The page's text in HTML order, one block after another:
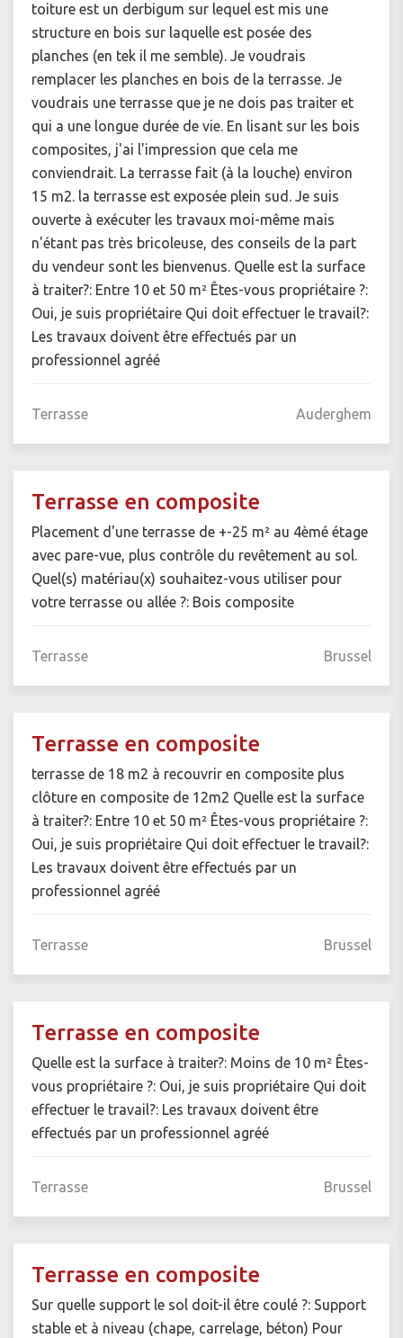
toiture est un derbigum sur lequel est mis une
structure en bois sur laquelle est posée des
planches (en tek il me semble). Je voudrais
remplacer les planches en bois de la terrasse. Je
voudrais une terrasse que je ne dois pas traiter et
qui a une longue durée de vie. En lisant sur les bois
composites, j'ai l'impression que cela me
conviendrait. La terrasse fait (à la louche) environ
15 m2. la terrasse est exposée plein sud. Je suis
ouverte à exécuter les travaux moi-même mais
n'étant pas très bricoleuse, des conseils de la part
du vendeur sont les bienvenus. Quelle est la surface
à traiter?: Entre 10 et 50 m² Êtes-vous propriétaire ?:
Oui, je suis propriétaire Qui doit effectuer le travail?:
Les travaux doivent être effectués par un
professionnel agréé
Terrasse Auderghem
Terrasse en composite
Placement d'une terrasse de +-25 m² au 4èmé étage
avec pare-vue, plus contrôle du revêtement au sol.
Quel(s) matériau(x) souhaitez-vous utiliser pour
votre terrasse ou allée ?: Bois composite
Terrasse Brussel
Terrasse en composite
terrasse de 18 m2 à recouvrir en composite plus
clôture en composite de 12m2 Quelle est la surface
à traiter?: Entre 10 et 50 m² Êtes-vous propriétaire ?:
Oui, je suis propriétaire Qui doit effectuer le travail?:
Les travaux doivent être effectués par un
professionnel agréé
Terrasse Brussel
Terrasse en composite
Quelle est la surface à traiter?: Moins de 10 m² Êtes-
vous propriétaire ?: Oui, je suis propriétaire Qui doit
effectuer le travail?: Les travaux doivent être
effectués par un professionnel agréé
Terrasse Brussel
Terrasse en composite
Sur quelle support le sol doit-il être coulé ?: Support
stable et à niveau (chape, carrelage, béton) Pour